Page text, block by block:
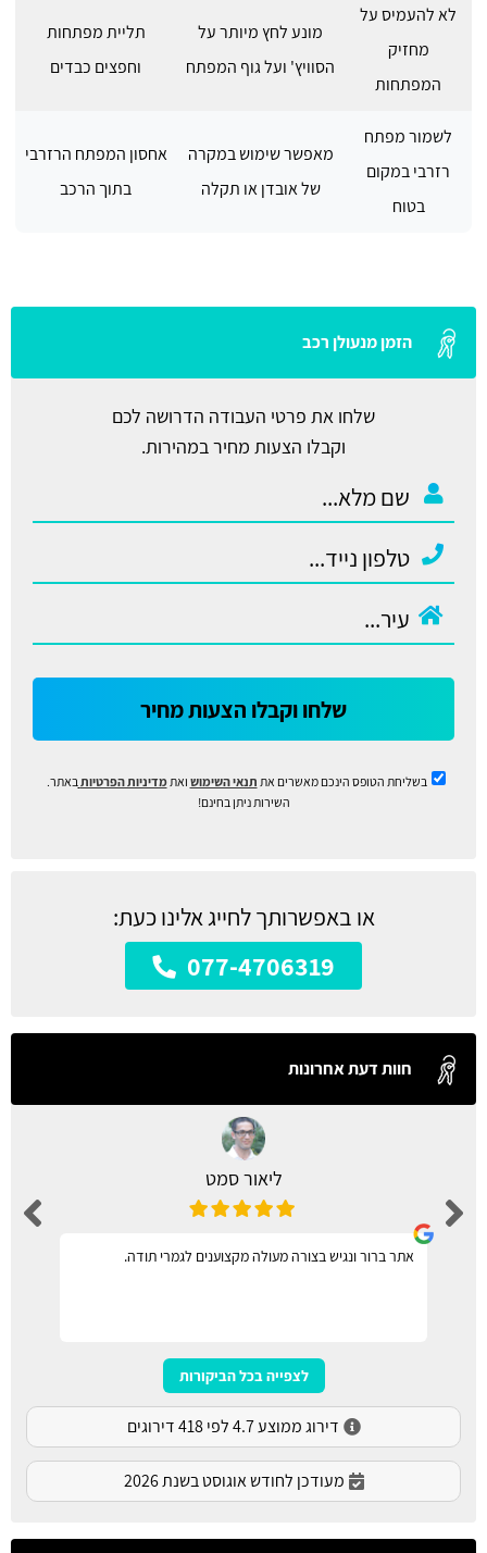
לא להעמיס על
מחזיק
המפתחות
מונע לחץ מיותר על
הסוויץ' ועל גוף המפתח
תליית מפתחות
וחפצים כבדים
לשמור מפתח
רזרבי במקום
בטוח
מאפשר שימוש במקרה
של אובדן או תקלה
אחסון המפתח הרזרבי
בתוך הרכב
הזמן מנעולן רכב
שלחו את פרטי העבודה הדרושה לכם
וקבלו הצעות מחיר במהירות.
שלחו וקבלו הצעות מחיר
בשליחת הטופס הינכם מאשרים את תנאי השימוש ואתמדיניות הפרטיותבאתר.
השירות ניתן בחינם!
או באפשרותך לחייג אלינו כעת:
077-4706319
חוות דעת אחרונות
ליאור סמט
אתר ברור ונגיש בצורה מעולה מקצוענים לגמרי תודה.
לצפייה בכל הביקורות
דירוג ממוצע 4.7 לפי 418 דירוגים
מעודכן לחודש אוגוסט בשנת 2026